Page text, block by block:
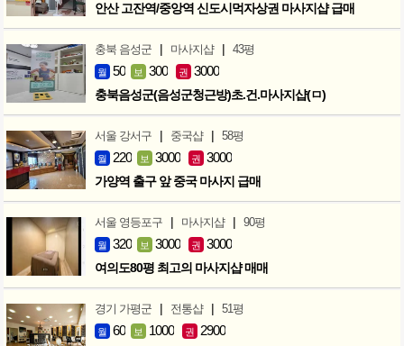
안산 고잔역/중앙역 신도시먹자상권 마사지샵 급매
충북 음성군 | 마사지샵 | 43평
월 50 보 300 권 3000
충북음성군(음성군청근방)초.건.마사지샵(ㅁ)
서울 강서구 | 중국샵 | 58평
월 220 보 3000 권 3000
가양역 출구 앞 중국 마사지 급매
서울 영등포구 | 마사지샵 | 90평
월 320 보 3000 권 3000
여의도80평 최고의 마사지샵 매매
경기 가평군 | 전통샵 | 51평
월 60 보 1000 권 2900